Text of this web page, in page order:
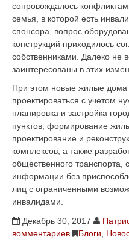
сопровождалось
семья, в которой есть
спонсора, вопрос
конструкций приходилось
собственниками. Далеко не
заинтересованы в этих
При этом новые жилые дома
проектироваться с учетом
планировка и застройка
пунктов, формирование
проектирование и
комплексов, а также
общественного транспорта,
информации без
лиц с ограниченными
инвалидами.
Декабрь 30, 2017
вомментариев
Блоги